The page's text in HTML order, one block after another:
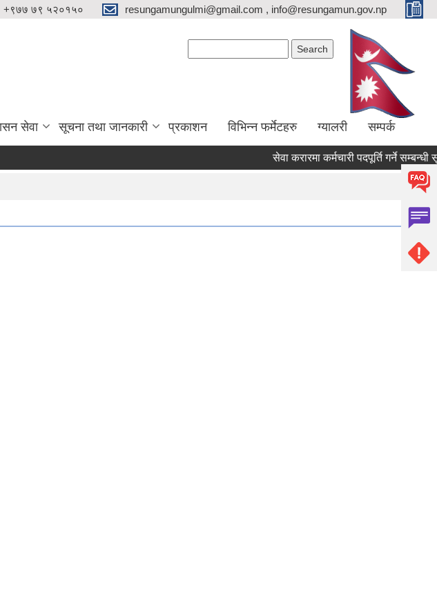
+९७७ ७९ ५२०१५० resungamungulmi@gmail.com , info@resungamun.gov.np
सेवा सूचना तथा जानकारी प्रकाशन विभिन्न फर्मेटहरु ग्यालरी सम्पर्क
सेवा करारमा कर्मचारी पदपूर्ति गर्ने सम्बन्धी